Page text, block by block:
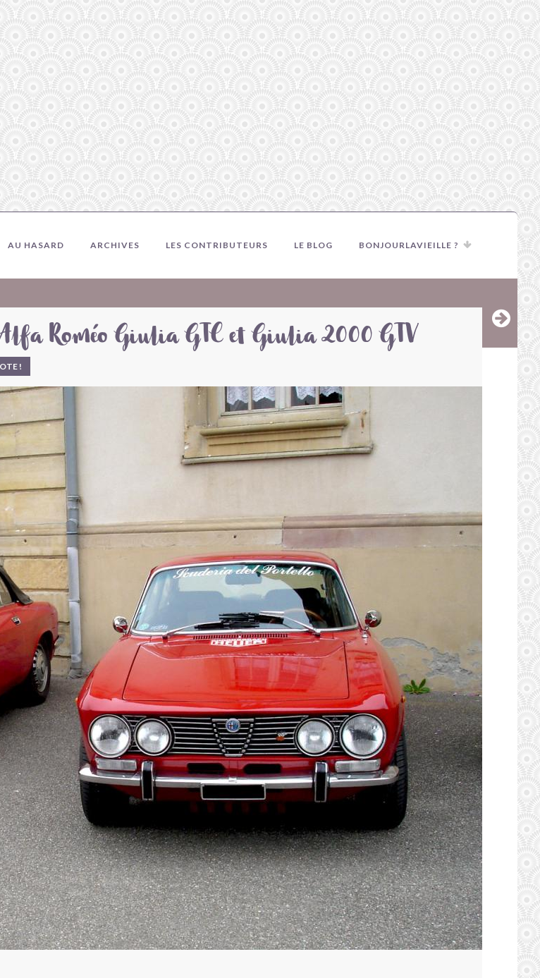
AU HASARD ARCHIVES LES CONTRIBUTEURS LE BLOG BONJOURLAVIEILLE ?
Roméo Giulia GTC et Giulia 2000 GTV
!